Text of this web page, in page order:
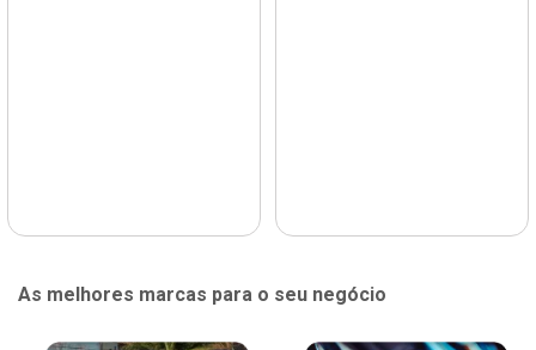
As melhores marcas para o seu negócio